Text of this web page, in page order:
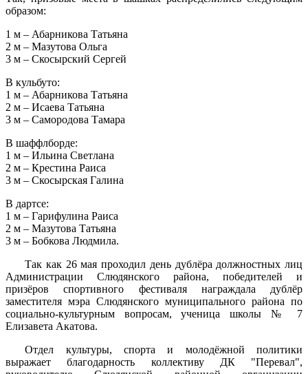
образом:
1 м – Абарникова Татьяна
2 м – Мазутова Ольга
3 м – Скосырский Сергей
В кульбуто:
1 м – Абарникова Татьяна
2 м – Исаева Татьяна
3 м – Самородова Тамара
В шаффлборде:
1 м – Ильина Светлана
2 м – Крестина Раиса
3 м – Скосырская Галина
В дартсе:
1 м – Гарифулина Раиса
2 м – Мазутова Татьяна
3 м – Бобкова Людмила.
Так как 26 мая проходил день дублёра должностных лиц
Администрации Слюдянского района, победителей и
призёров спортивного фестиваля награждала дублёр
заместителя мэра Слюдянского муниципального района по
социально-культурным вопросам, ученица школы № 7
Елизавета Акатова.
Отдел культуры, спорта и молодёжной политики
выражает благодарность коллективу ДК "Перевал",